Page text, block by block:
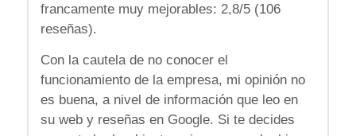
francamente muy mejorables: 2,8/5 (106
reseñas).
Con la cautela de no conocer el
funcionamiento de la empresa, mi opinión no
es buena, a nivel de información que leo en
su web y reseñas en Google. Si te decides